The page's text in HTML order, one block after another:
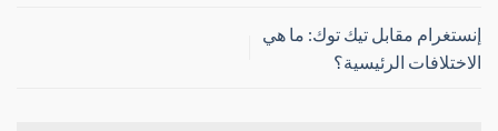
إنستغرام مقابل تيك توك: ما هي
الاختلافات الرئيسية؟